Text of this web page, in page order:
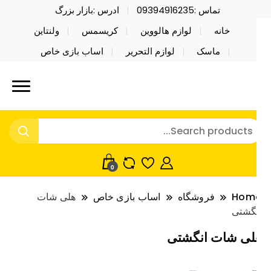
تماس :09394916235
ادرس :بازار بزرگ
خانه
لوازم هالووین کریسمس
ولنتاین
ماسک
لوازم التحریر اساب بازی خاص
تاین کادویی کریسمس اکسسوری
محصولات خاص فیجت اسباب بازی تراول ماگ نایکر
فروش عمده لوازم هالووین ولن تاین کادویی
اکسسوری ماسک در واردات مستقیم
0
فروشگاه اساب بازی خاص
هلی شات
شات انگشتی